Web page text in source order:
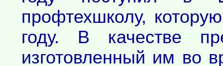
профтехшколу,
году. В качестве
изготовленный им во